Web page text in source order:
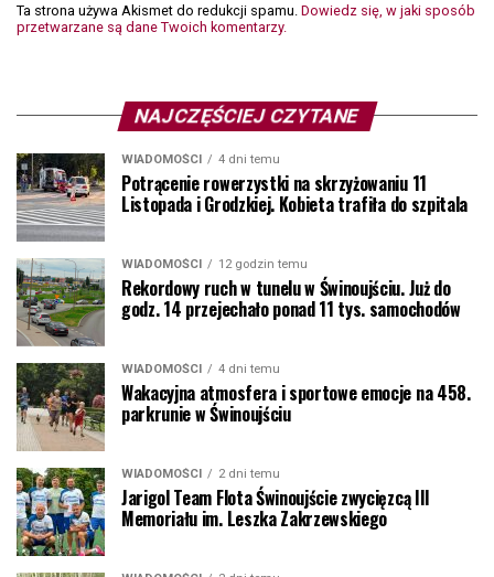
Ta strona używa Akismet do redukcji spamu. Dowiedz się, w jaki sposób
przetwarzane są dane Twoich komentarzy.
NAJCZĘŚCIEJ CZYTANE
WIADOMOŚCI 4 dni temu
Potrącenie rowerzystki na skrzyżowaniu 11
Listopada i Grodzkiej. Kobieta trafiła do szpitala
WIADOMOŚCI 12 godzin temu
Rekordowy ruch w tunelu w Świnoujściu. Już do
godz. 14 przejechało ponad 11 tys. samochodów
WIADOMOŚCI 4 dni temu
Wakacyjna atmosfera i sportowe emocje na 458.
parkrunie w Świnoujściu
WIADOMOŚCI 2 dni temu
Jarigol Team Flota Świnoujście zwycięzcą III
Memoriału im. Leszka Zakrzewskiego